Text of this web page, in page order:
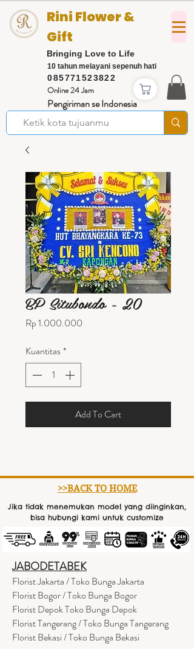
085771523822
Rini Flower &
Gift
Bringing Love to Life
Online 24 Jam
Pengiriman se Indonesia
10 tahun melayani sepenuh hati
BP Situbondo - 20
Rp 1.000.000
Kuantitas*
Add To Cart
>>BACK TO HOME
Jika tidak menemukan model yang diinginkan,
bisa hubungi kami untuk customize
JABODETABEK
Florist Jakarta / Toko Bunga Jakarta
Florist Bogor / Toko Bunga Bogor
Florist Depok Toko Bunga Depok
Florist Tangerang / Toko Bunga Tangerang
Florist Bekasi / Toko Bunga Bekasi